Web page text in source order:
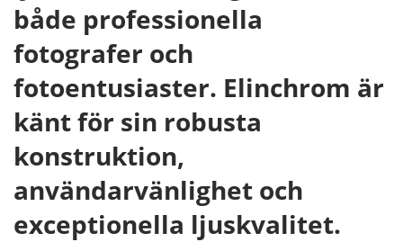
både professionella
fotografer och
fotoentusiaster. Elinchrom är
känt för sin robusta
konstruktion,
användarvänlighet och
exceptionella ljuskvalitet.